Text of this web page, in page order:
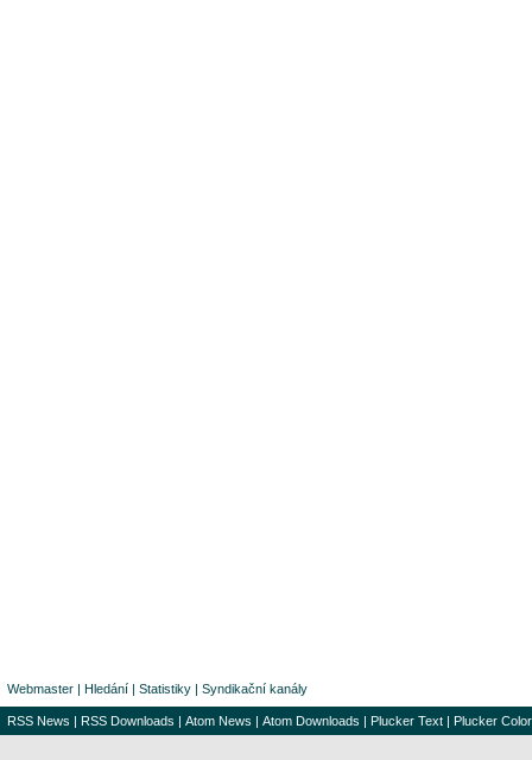
Webmaster | Hledání | Statistiky | Syndikační kanály
RSS News | RSS Downloads | Atom News | Atom Downloads | Plucker Text | Plucker Color